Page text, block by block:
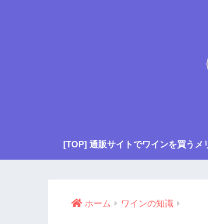
[TOP] 通販サイトでワインを買うメ
ホーム ワインの知識